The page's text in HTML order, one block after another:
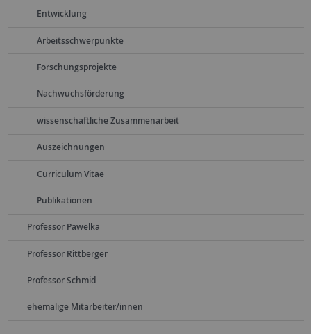
Entwicklung
Arbeitsschwerpunkte
Forschungsprojekte
Nachwuchsförderung
wissenschaftliche Zusammenarbeit
Auszeichnungen
Curriculum Vitae
Publikationen
Professor Pawelka
Professor Rittberger
Professor Schmid
ehemalige Mitarbeiter/innen